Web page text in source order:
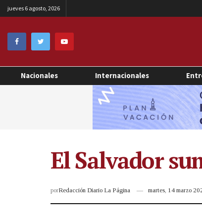
jueves 6 agosto, 2026
Nacionales Internacionales
El Salvador
porRedacción Diario La Página martes, 14 marzo